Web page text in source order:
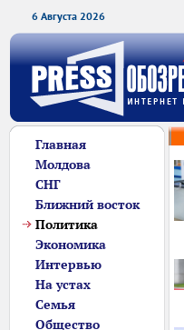
6 Августа 2026
Главная
Молдова
СНГ
Ближний восток
Политика
Экономика
Интервью
На устах
Семья
Общество